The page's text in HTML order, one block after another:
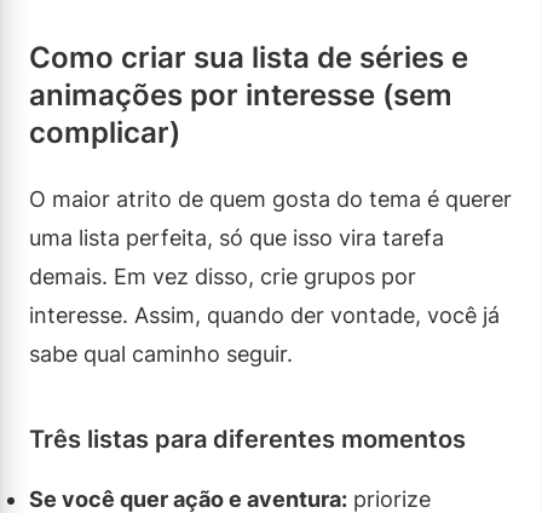
Como criar sua lista de séries e
animações por interesse (sem
complicar)
O maior atrito de quem gosta do tema é querer
uma lista perfeita, só que isso vira tarefa
demais. Em vez disso, crie grupos por
interesse. Assim, quando der vontade, você já
sabe qual caminho seguir.
Três listas para diferentes momentos
Se você quer ação e aventura: priorize